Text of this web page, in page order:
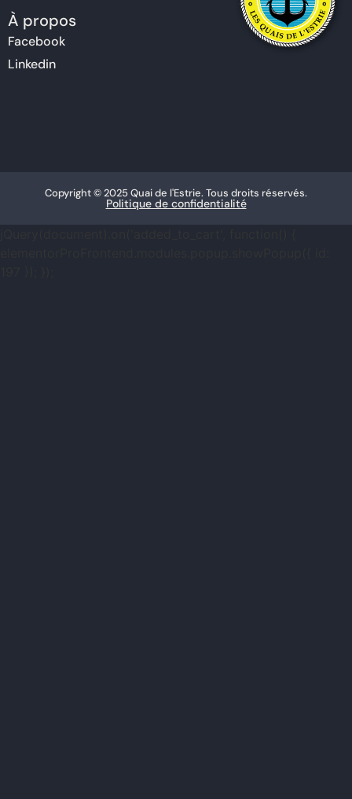
À propos
Facebook
Linkedin
Copyright © 2025 Quai de l'Estrie. Tous droits réservés.
Politique de confidentialité